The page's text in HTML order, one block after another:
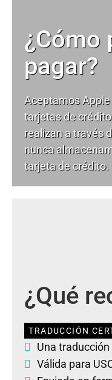
¿Cómo
pagar?
Aceptamos Apple
tarjetas de
realizan a través
nunca
tarjeta de crédito.
¿Qué
TRADUCCIÓN
Una
Válida para